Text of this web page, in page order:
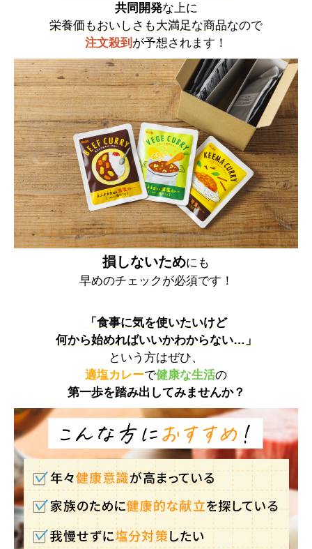
共同開発な上に
栄養価もおいしさも大満足な商品なので
注文殺到 が予想されます！
損しないためにも
早めのチェックが必須です！
「食事に気を使いたいけど
何から始めればいいかわからない…」
という方はぜひ、
適塩カレーで健康な生活の
第一歩を踏み出してみませんか？